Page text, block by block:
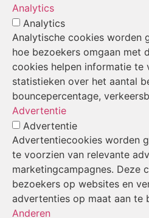
Analytics
Analytics
Analytische cookies worden
hoe bezoekers omgaan met
cookies helpen informatie te
statistieken over het aantal
bouncepercentage,
Advertentie
Advertentie
Advertentiecookies worden
te voorzien van relevante
marketingcampagnes. Deze
bezoekers op websites en
advertenties op maat aan te
Anderen